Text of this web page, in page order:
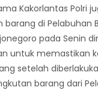
Kakorlantas Polri
barang di Pelabuhan
pada Senin
untuk memastikan
setelah
barang dari